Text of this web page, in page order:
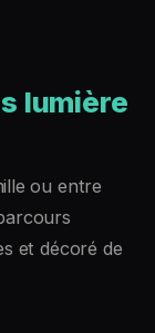
lumière
ou entre
et décoré de